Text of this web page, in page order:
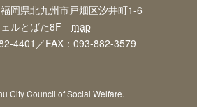
岡県北九州市戸畑区汐井町1-6
ルとばた8F map
4401／FAX：093-882-3579
City Council of Social Welfare.